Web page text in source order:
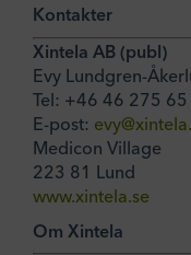
Kontakter
Xintela AB (publ)
Evy Lundgren-
Tel: +46 46 275
E-post:
Medicon Village
223 81 Lund
www.xintela.se
Om Xintela